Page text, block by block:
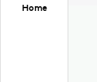
Home